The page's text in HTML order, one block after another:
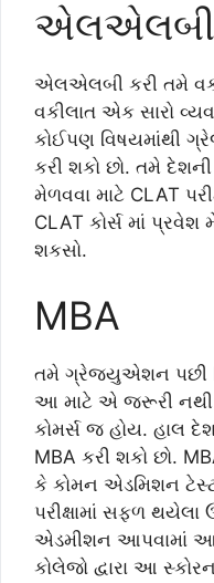
એલએલબી
એલએલબી કરી તમે
વકીલાત એક સારો
કોઈપણ વિષયમાંથી
કરી શકો છો. તમે
મેળવવા માટે CLAT
CLAT કોર્સ માં પ્રવેશ
શકસો.
MBA
તમે ગ્રેજ્યુએશન પછી
આ માટે એ જરૂરી નથી
કોમર્સ જ હોય. હાલ
MBA કરી શકો છો.
કે કોમન એડમિશન
પરીક્ષામાં સફળ થયેલા
એડમીશન આપવામાં
કોલેજો દ્વારા આ